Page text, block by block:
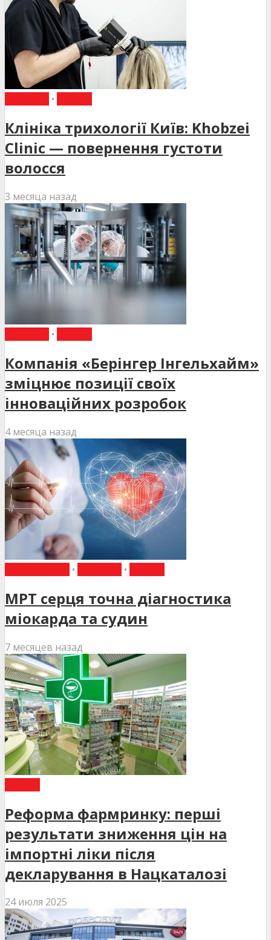
•
Клініка трихології Київ: Khobzei
Clinic — повернення густоти
волосся
3 месяца назад
•
Компанія «Берінгер Інгельхайм»
зміцнює позиції своїх
інноваційних розробок
4 месяца назад
• •
МРТ серця точна діагностика
міокарда та судин
7 месяцев назад
Реформа фармринку: перші
результати зниження цін на
імпортні ліки після
декларування в Нацкаталозі
24 июля 2025